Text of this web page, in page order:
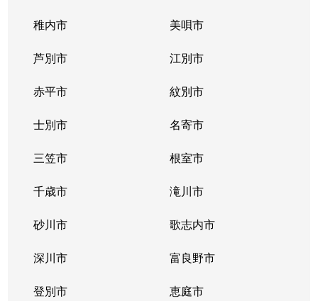
稚内市 美唄市
芦別市 江別市
赤平市 紋別市
士別市 名寄市
三笠市 根室市
千歳市 滝川市
砂川市 歌志内市
深川市 富良野市
登別市 恵庭市